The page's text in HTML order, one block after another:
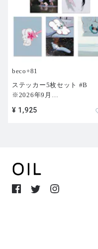
beco+81
ステッカー5枚セット #B
※2026年9月 …
¥ 1,925